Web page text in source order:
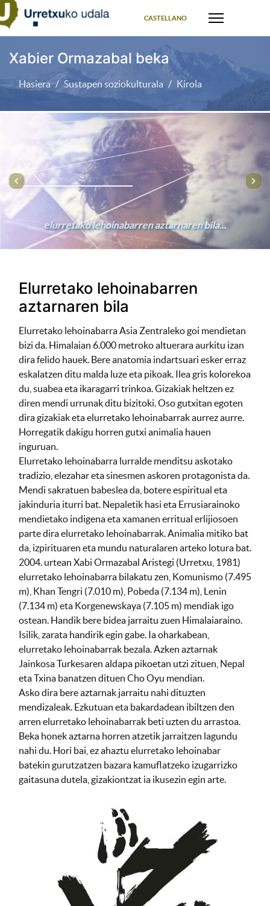
CASTELLANO
Xabier Ormazabal beka
Hasiera Sustapen soziokulturala Kirola
elurretakolehoinabarrenaztarnarenbila...
Elurretako lehoinabarren
aztarnaren bila
Elurretako lehoinabarra Asia Zentraleko goi mendietan
bizi da. Himalaian 6.000 metroko altuerara aurkitu izan
dira felido hauek. Bere anatomia indartsuari esker erraz
eskalatzen ditu malda luze eta pikoak. Ilea gris kolorekoa
du, suabea eta ikaragarri trinkoa. Gizakiak heltzen ez
diren mendi urrunak ditu bizitoki. Oso gutxitan egoten
dira gizakiak eta elurretako lehoinabarrak aurrez aurre.
Horregatik dakigu horren gutxi animalia hauen
inguruan.
Elurretako lehoinabarra lurralde menditsu askotako
tradizio, elezahar eta sinesmen askoren protagonista da.
Mendi sakratuen babeslea da, botere espiritual eta
jakinduria iturri bat. Nepaletik hasi eta Errusiarainoko
mendietako indigena eta xamanen erritual erlijiosoen
parte dira elurretako lehoinabarrak. Animalia mitiko bat
da, izpirituaren eta mundu naturalaren arteko lotura bat.
2004. urtean Xabi Ormazabal Aristegi (Urretxu, 1981)
elurretako lehoinabarra bilakatu zen, Komunismo (7.495
m), Khan Tengri (7.010 m), Pobeda (7.134 m), Lenin
(7.134 m) eta Korgenewskaya (7.105 m) mendiak igo
ostean. Handik bere bidea jarraitu zuen Himalaiaraino.
Isilik, zarata handirik egin gabe. Ia oharkabean,
elurretako lehoinabarrak bezala. Azken aztarnak
Jainkosa Turkesaren aldapa pikoetan utzi zituen, Nepal
eta Txina banatzen dituen Cho Oyu mendian.
Asko dira bere aztarnak jarraitu nahi dituzten
mendizaleak. Ezkutuan eta bakardadean ibiltzen den
arren elurretako lehoinabarrak beti uzten du arrastoa.
Beka honek aztarna horren atzetik jarraitzen lagundu
nahi du. Hori bai, ez ahaztu elurretako lehoinabar
batekin gurutzatzen bazara kamuflatzeko izugarrizko
gaitasuna dutela, gizakiontzat ia ikusezin egin arte.